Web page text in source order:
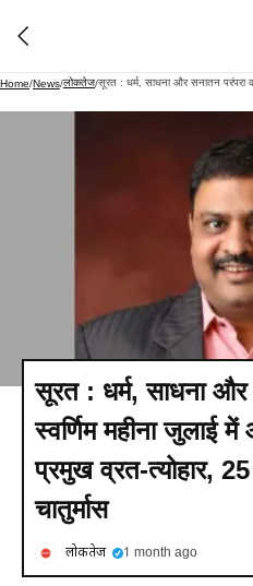
Home/News/लोकतेज/
सूरत : धर्म, साधना और
स्वर्णिम महीना
प्रमुख व्रत-त्योहार,
चातुर्मास
लोकतेज 1 month ago